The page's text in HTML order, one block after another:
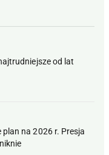
od lat
na 2026 r. Presja